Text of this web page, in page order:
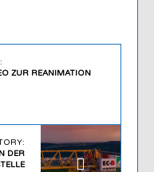
ZUR REANIMATION
DER